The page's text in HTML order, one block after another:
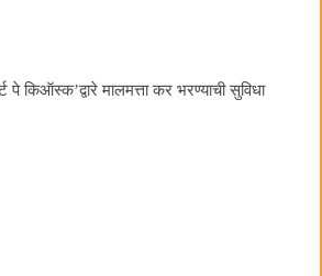
पे किऑस्क‌’द्वारे मालमत्ता कर भरण्याची सुविधा